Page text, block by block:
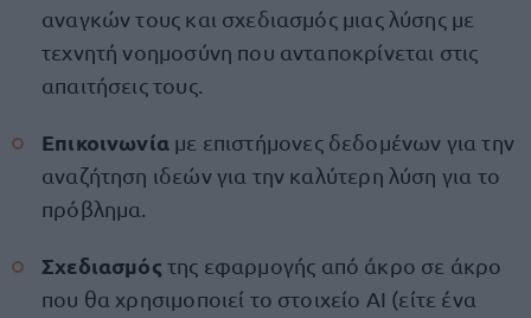
αναγκών τους και σχεδιασμός μιας λύσης με
τεχνητή νοημοσύνη που ανταποκρίνεται στις
απαιτήσεις τους.
Επικοινωνία με επιστήμονες δεδομένων για την
αναζήτηση ιδεών για την καλύτερη λύση για το
πρόβλημα.
Σχεδιασμός της εφαρμογής από άκρο σε άκρο
που θα χρησιμοποιεί το στοιχείο AI (είτε ένα